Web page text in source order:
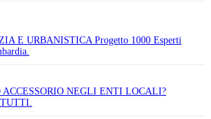
E URBANISTICA Progetto 1000 Esperti
NEGLI ENTI LOCALI?